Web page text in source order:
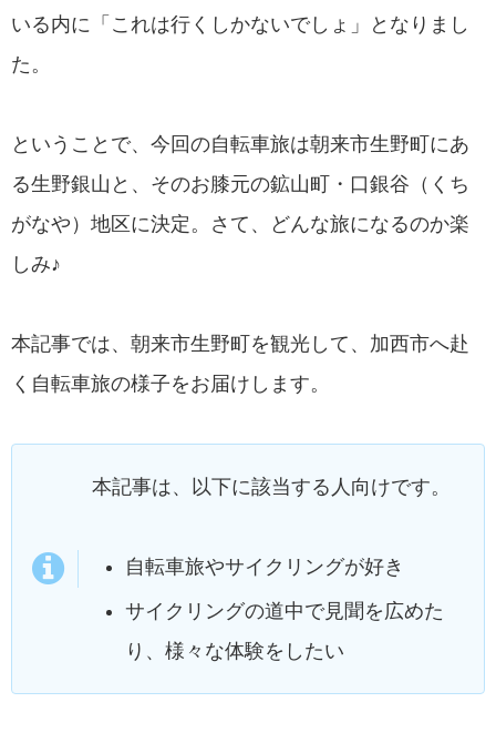
いる内に「これは行くしかないでしょ」となりまし
た。
ということで、今回の自転車旅は朝来市生野町にあ
る生野銀山と、そのお膝元の鉱山町・口銀谷（くち
がなや）地区に決定。さて、どんな旅になるのか楽
しみ♪
本記事では、朝来市生野町を観光して、加西市へ赴
く自転車旅の様子をお届けします。
本記事は、以下に該当する人向けです。
自転車旅やサイクリングが好き
サイクリングの道中で見聞を広めた
り、様々な体験をしたい